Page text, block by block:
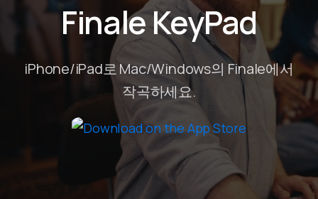
Finale KeyPad
iPhone/iPad로 Mac/Windows의 Finale에서
작곡하세요.